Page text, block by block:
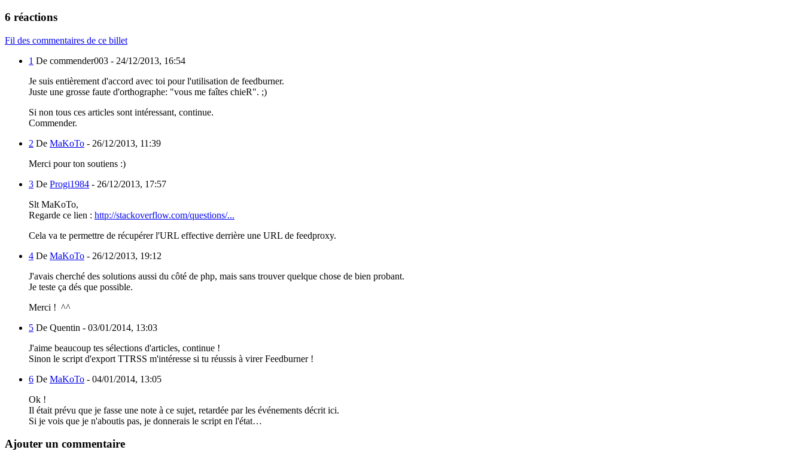
6 réactions
Fil des commentaires de ce billet
1 De commender003 - 24/12/2013, 16:54
Je suis entièrement d'accord avec toi pour l'utilisation de feedburner.
Juste une grosse faute d'orthographe: "vous me faîtes chieR". ;)
Si non tous ces articles sont intéressant, continue.
Commender.
2 De MaKoTo - 26/12/2013, 11:39
Merci pour ton soutiens :)
3 De Progi1984 - 26/12/2013, 17:57
Slt MaKoTo,
Regarde ce lien : http://stackoverflow.com/questions/...
Cela va te permettre de récupérer l'URL effective derrière une URL de feedproxy.
4 De MaKoTo - 26/12/2013, 19:12
J'avais cherché des solutions aussi du côté de php, mais sans trouver quelque chose de bien probant.
Je teste ça dés que possible.
Merci ! ^^
5 De Quentin - 03/01/2014, 13:03
J'aime beaucoup tes sélections d'articles, continue !
Sinon le script d'export TTRSS m'intéresse si tu réussis à virer Feedburner !
6 De MaKoTo - 04/01/2014, 13:05
Ok !
Il était prévu que je fasse une note à ce sujet, retardée par les événements décrit ici.
Si je vois que je n'aboutis pas, je donnerais le script en l'état…
Ajouter un commentaire